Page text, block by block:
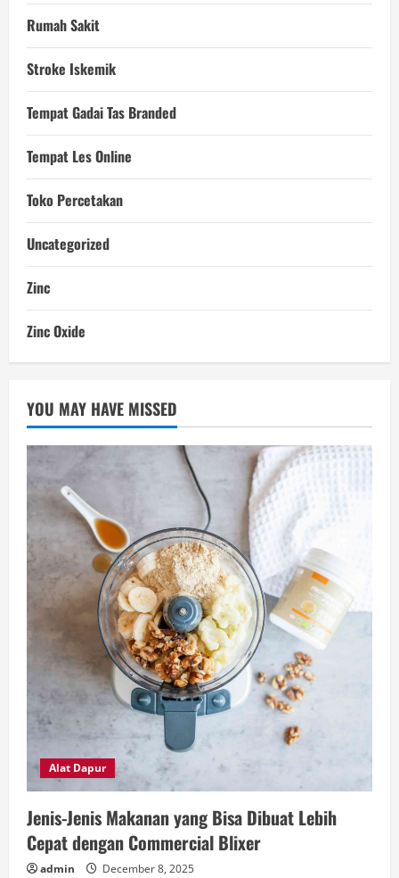
Rumah Sakit
Stroke Iskemik
Tempat Gadai Tas Branded
Tempat Les Online
Toko Percetakan
Uncategorized
Zinc
Zinc Oxide
YOU MAY HAVE MISSED
Alat Dapur
Jenis-Jenis Makanan yang Bisa Dibuat Lebih
Cepat dengan Commercial Blixer
admin December 8, 2025